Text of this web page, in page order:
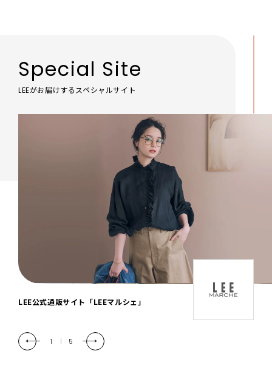
Special Site
LEEがお届けするスペシャルサイト
「LEE DAYS」本物志向にときめく。大人カ
2 | 5